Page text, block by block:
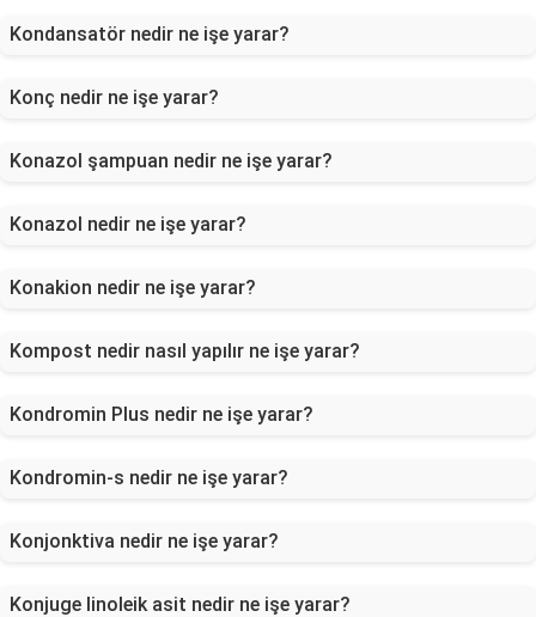
Kondansatör nedir ne işe yarar?
Konç nedir ne işe yarar?
Konazol şampuan nedir ne işe yarar?
Konazol nedir ne işe yarar?
Konakion nedir ne işe yarar?
Kompost nedir nasıl yapılır ne işe yarar?
Kondromin Plus nedir ne işe yarar?
Kondromin-s nedir ne işe yarar?
Konjonktiva nedir ne işe yarar?
Konjuge linoleik asit nedir ne işe yarar?